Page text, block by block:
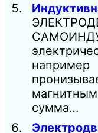
сумма…